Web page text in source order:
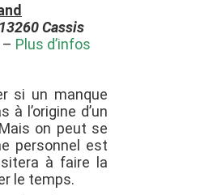
Cassis
– Plus d’infos
si un manque
à l’origine d’un
on peut se
personnel est
à faire la
le temps.